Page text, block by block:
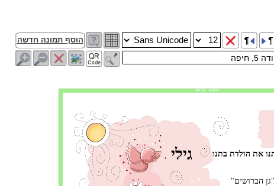
הוסף תמונה חדשה
את הולדת בתנו גילי
הברושים"
פס חיתוך פס חיתוך